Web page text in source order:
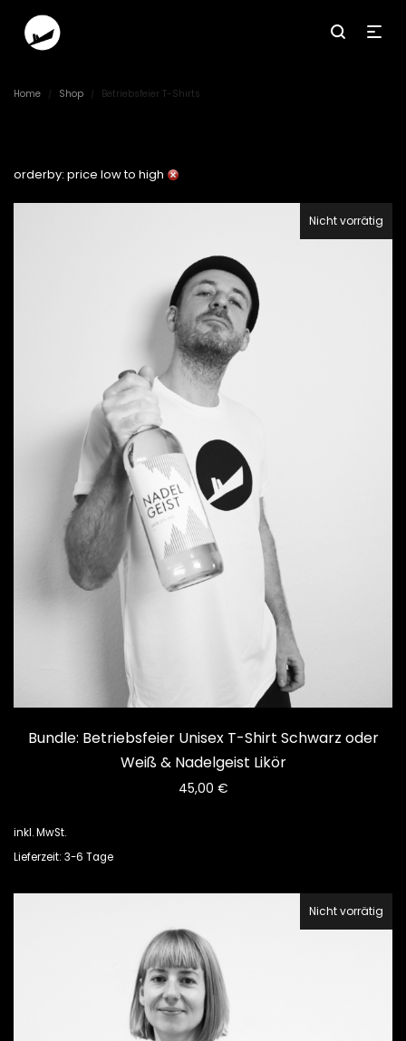
Home / Shop / Betriebsfeier T-Shirts
orderby: price low to high
Nicht vorrätig
Bundle: Betriebsfeier Unisex T-Shirt Schwarz oder
Weiß & Nadelgeist Likör
45,00 €
inkl. MwSt.
Lieferzeit: 3-6 Tage
Nicht vorrätig